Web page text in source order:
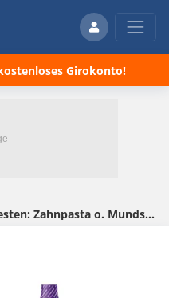
Girokonto!
Zahnpasta o. Mundspülung